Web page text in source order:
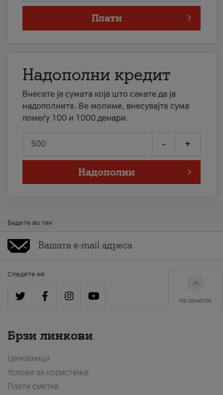
Плати
Надополни кредит
Внесете ја сумата која што сакате да ја
надополните. Ве молиме, внесувајте сума
помеѓу 100 и 1000 денари.
- +
Надополни
Бидете во тек
Следете нè
На почеток
Брзи линкови
Ценовници
Услови за користење
Плати сметка